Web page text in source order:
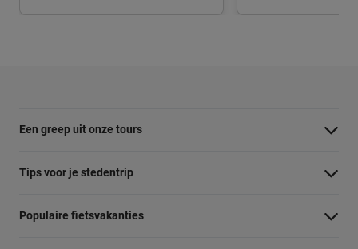
Een greep uit onze tours
Barcelona Panorama tour
Dublin fietstour
Tips voor je stedentrip
Wat te doen in Amsterdam
Populaire fietsvakanties